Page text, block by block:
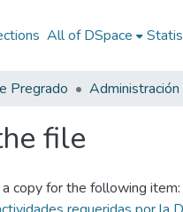
All of DSpace
Pregrado
file
copy for the following item: